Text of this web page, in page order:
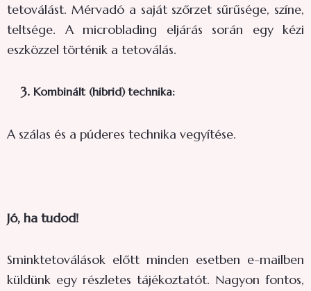
tetoválást. Mérvadó a saját szőrzet sűrűsége, színe,
teltsége. A microblading eljárás során egy kézi
eszközzel történik a tetoválás.
3. Kombinált (hibrid) technika:
A szálas és a púderes technika vegyítése.
Jó, ha tudod!
Sminktetoválások előtt minden esetben e-mailben
küldünk egy részletes tájékoztatót. Nagyon fontos,